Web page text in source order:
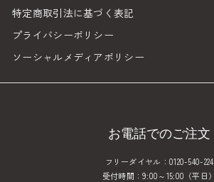
特定商取引法に基づく表記
プライバシーポリシー
ソーシャルメディアポリシー
お電話でのご注文
フリーダイヤル：0120-540-224
受付時間：9:00～15:00（平日）